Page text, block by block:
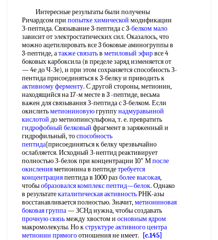
Интересные результаты были получены
Ричардсом при попытке химической модификации
З-пептида. Связывание 3-пептида с 3-белком мало
зависит от электростатических сил. Оказалось, что
можно ацетилировать все 3 боковые аминогруппы в
3-пептиде, атакже связатьв метиловый эфирвсе 4
боковых карбоксила (в пределе заряд изменяется от
— 4е до Ч-Зе), и при этом сохраняется способность З-
пентида присоединяться к 3-белку и приводить к
активному ферменту. С другой стороны, метионин,
находящийся на 17-м месте в 3 -пептиде, весьма
важен для связывания З-пептида с 3-белком. Если
окислитьметиониновуюгруппунадмуравьиной
кислотой до метиопинсульфона, т. е. превратить
гидрофобный белковый фрагмент в заряженный и
гидрофильный, тоспособность
пептида[присоединяться к белку чрезвычайно
ослабляется. Исходный З-нептид реактивирует
полностью З-белок при концентрации 10" Мпосле
окисленияметионина в пептидетребуется
концентрацияпептида в 1000 раз более высокая,
чтобыобразовался комплекспептид—белок. Однако
в результатекаталитическая активностьРНК-азы
восстанавливается полностью. Значит,метиониновая
боковая группа— ЗСНд нужна, чтобы создавать
прочную связьмежду хвостом и основным ядром
макромолекулы. Но кструктуре активного центра
метионин прямогоотношения не имеет.
[c.145]